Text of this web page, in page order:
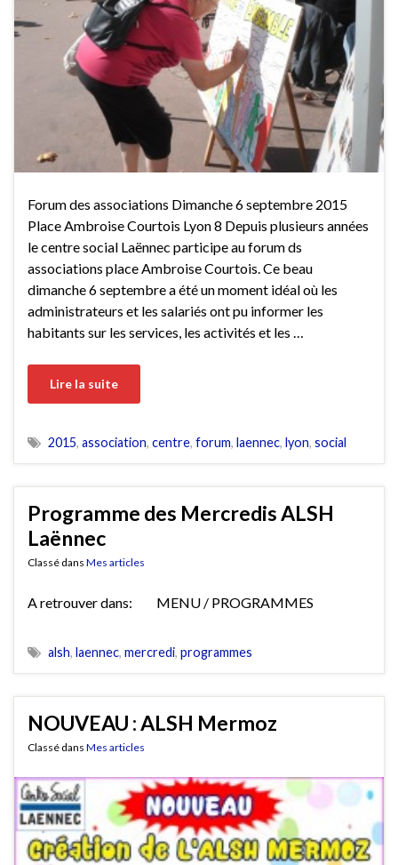
Forum des associations Dimanche 6 septembre 2015
Place Ambroise Courtois Lyon 8 Depuis plusieurs années
le centre social Laënnec participe au forum ds
associations place Ambroise Courtois. Ce beau
dimanche 6 septembre a été un moment idéal où les
administrateurs et les salariés ont pu informer les
habitants sur les services, les activités et les …
Lire la suite
2015, association, centre, forum, laennec, lyon, social
Programme des Mercredis ALSH
Laënnec
Classé dans Mes articles
A retrouver dans: MENU / PROGRAMMES
alsh, laennec, mercredi, programmes
NOUVEAU : ALSH Mermoz
Classé dans Mes articles